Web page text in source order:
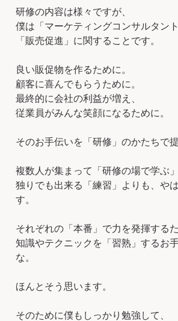
研修の内容は様々ですが、
僕は「マーケティングコンサルタン
「販売促進」に関することです。
良い販促物を作るために。
顧客に喜んでもらうために。
最終的に会社の利益が増え、
従業員がみんな笑顔になるために。
そのお手伝いを「研修」のかたちで
複数人が集まって「研修の場で学ぶ
独りでも出来る「練習」よりも、や
す。
それぞれの「本番」で力を発揮する
知識やテクニックを「習熟」するお
な。
ほんとそう思います。
そのために僕もしっかり勉強して、